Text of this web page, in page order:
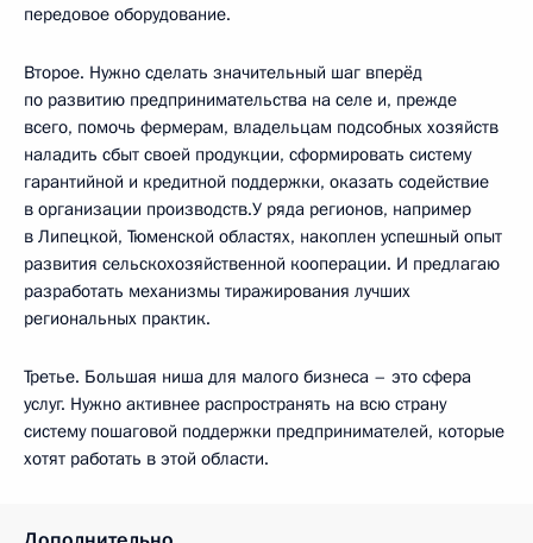
передовое оборудование.
Второе. Нужно сделать значительный шаг вперёд
по развитию предпринимательства на селе и, прежде
всего, помочь фермерам, владельцам подсобных хозяйств
наладить сбыт своей продукции, сформировать систему
гарантийной и кредитной поддержки, оказать содействие
в организации производств.У ряда регионов, например
в Липецкой, Тюменской областях, накоплен успешный опыт
развития сельскохозяйственной кооперации. И предлагаю
разработать механизмы тиражирования лучших
региональных практик.
Третье. Большая ниша для малого бизнеса – это сфера
услуг. Нужно активнее распространять на всю страну
систему пошаговой поддержки предпринимателей, которые
хотят работать в этой области.